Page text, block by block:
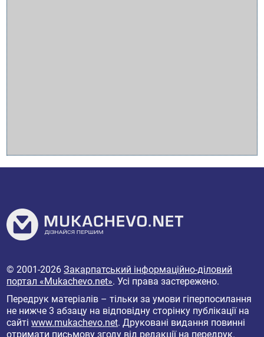
© 2001-2026Закарпатський інформаційно-діловий
портал «Mukachevo.net». Усі права застережено.
Передрук матеріалів – тільки за умови гіперпосилання
не нижче 3 абзацу на відповідну сторінку публікації на
сайтіwww.mukachevo.net. Друковані видання повинні
отримати письмову згоду від редакції на передрук.